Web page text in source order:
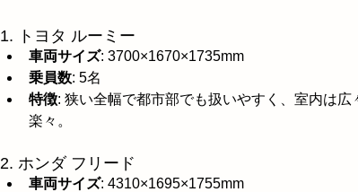
1. トヨタ ルーミー
車両サイズ: 3700×1670×1735mm
乗員数: 5名
特徴: 狭い全幅で都市部でも扱いやすく、室内は
楽々。
2. ホンダ フリード
車両サイズ: 4310×1695×1755mm